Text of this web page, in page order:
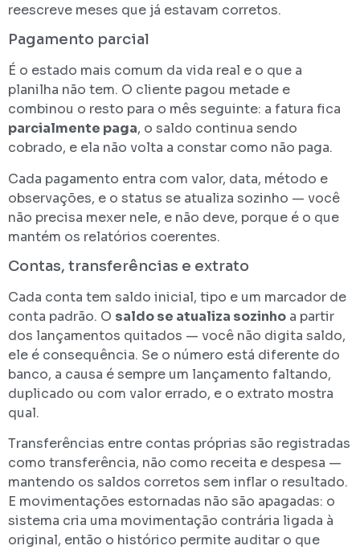
reescreve meses que já estavam corretos.
Pagamento parcial
É o estado mais comum da vida real e o que a
planilha não tem. O cliente pagou metade e
combinou o resto para o mês seguinte: a fatura fica
parcialmente paga, o saldo continua sendo
cobrado, e ela não volta a constar como não paga.
Cada pagamento entra com valor, data, método e
observações, e o status se atualiza sozinho — você
não precisa mexer nele, e não deve, porque é o que
mantém os relatórios coerentes.
Contas, transferências e extrato
Cada conta tem saldo inicial, tipo e um marcador de
conta padrão. O saldo se atualiza sozinho a partir
dos lançamentos quitados — você não digita saldo,
ele é consequência. Se o número está diferente do
banco, a causa é sempre um lançamento faltando,
duplicado ou com valor errado, e o extrato mostra
qual.
Transferências entre contas próprias são registradas
como transferência, não como receita e despesa —
mantendo os saldos corretos sem inflar o resultado.
E movimentações estornadas não são apagadas: o
sistema cria uma movimentação contrária ligada à
original, então o histórico permite auditar o que